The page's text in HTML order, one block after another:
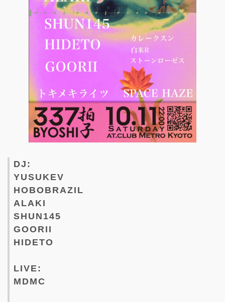
DJ:
YUSUKEV
HOBOBRAZIL
ALAKI
SHUN145
GOORII
HIDETO
LIVE:
MDMC